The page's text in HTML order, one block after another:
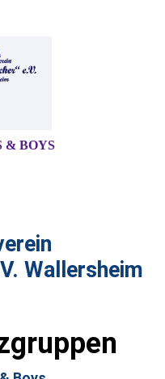
& BOYS
Wallersheim